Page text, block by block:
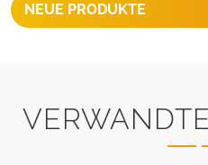
NEUE PRODUKTE